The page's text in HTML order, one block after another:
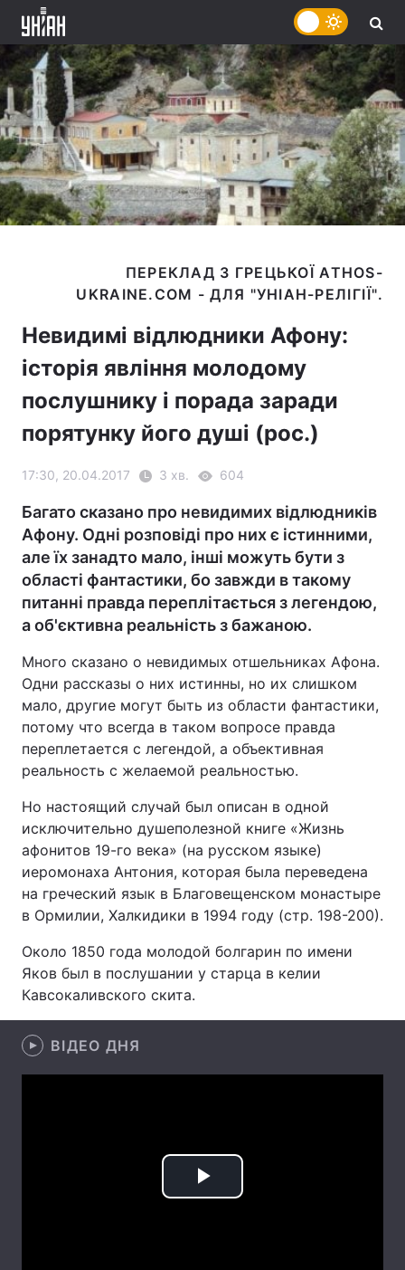
Головна Війна
Україна Політика
Економіка Світ
Техно і зв'язок
ПЕРЕКЛАД З ГРЕЦЬКОЇ ATHOS-
Невидимі відлюдники Афону:
історія явління молодому
послушнику і порада заради
порятунку його душі (рос.)
17:30, 20.04.2017 3 хв. 604
Багато сказано про невидимих відлюдників
Афону. Одні розповіді про них є істинними,
але їх занадто мало, інші можуть бути з
області фантастики, бо завжди в такому
питанні правда переплітається з легендою,
а об'єктивна реальність з бажаною.
Много сказано о невидимых отшельниках Афона.
Одни рассказы о них истинны, но их слишком
мало, другие могут быть из области фантастики,
потому что всегда в таком вопросе правда
переплетается с легендой, а объективная
реальность с желаемой реальностью.
Но настоящий случай был описан в одной
исключительно душеполезной книге «Жизнь
афонитов 19-го века» (на русском языке)
иеромонаха Антония, которая была переведена
на греческий язык в Благовещенском монастыре
в Ормилии, Халкидики в 1994 году (стр. 198-200).
Около 1850 года молодой болгарин по имени
Яков был в послушании у старца в келии
Кавсокаливского скита.
ВІДЕО ДНЯ
Play